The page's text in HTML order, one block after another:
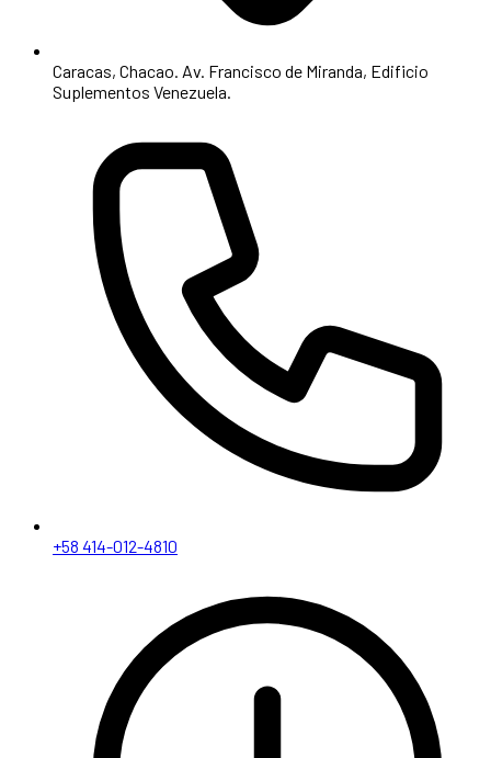
Caracas, Chacao. Av. Francisco de Miranda, Edificio
Suplementos Venezuela.
+58 414-012-4810